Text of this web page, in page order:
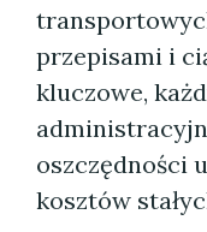
przepisami i
kluczowe,
oszczędności
kosztów